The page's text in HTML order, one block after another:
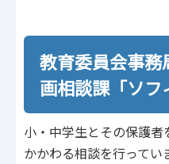
教育委員会事
画相談課「ソフ
小・中学生とその保護
かかわる相談を行ってい